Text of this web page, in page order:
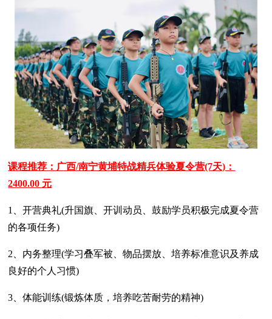
课程推荐：广西/南宁黄埔特战精兵体验夏令营(7天)：
2400.00 元
1、开营典礼(升国旗、开训动员、鼓励学员积极完成夏令营
的各项任务)
2、内务整理(学习叠军被、物品摆放、培养标准意识及养成
良好的个人习惯)
3、体能训练(锻炼体质，培养吃苦耐劳的精神)